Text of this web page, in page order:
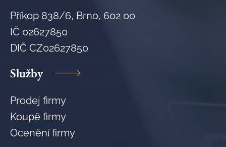
Příkop 838/6, Brno, 602 00
IČ 02627850
DIČ CZ02627850
Služby
Prodej firmy
Koupě firmy
Ocenění firmy